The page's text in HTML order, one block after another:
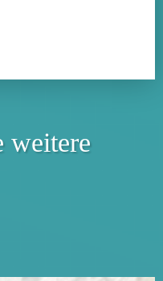
weitere